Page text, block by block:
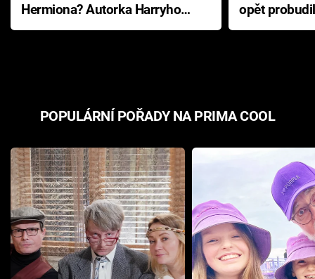
Hermiona? Autorka Harryho
Pottera přišla s ráznou
opět
přichází s
POPULÁRNÍ POŘADY NA PRIMA COOL